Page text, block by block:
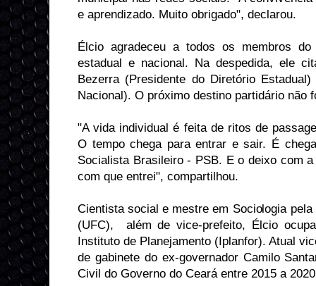
e aprendizado. Muito obrigado", declarou.
Élcio agradeceu a todos os membros
estadual e nacional. Na despedida, ele
Bezerra (Presidente do Diretório
Nacional). O próximo destino partidário não
"A vida individual é feita de ritos de
O tempo chega para entrar e sair. É
Socialista Brasileiro - PSB. E o deixo com
com que entrei", compartilhou.
Cientista social e mestre em Sociologia
(UFC), além de vice-prefeito, Élcio
Instituto de Planejamento (Iplanfor). Atual
de gabinete do ex-governador Camilo
Civil do Governo do Ceará entre 2015 a